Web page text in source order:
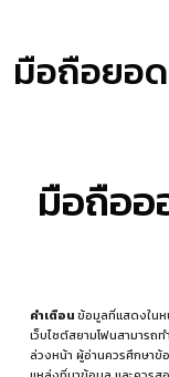
มือถือยอ
มือถืออ
คำเตือนข้อมูลที่แสดงในห
เว็บไซต์สยามโฟนสามารถ
ล่วงหน้า ผู้อ่านควรศึกษาข้